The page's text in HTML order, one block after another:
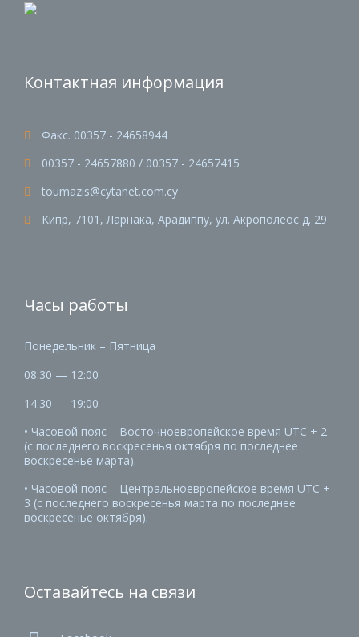
Контактная информация
 Факс. 00357 - 24658944
 00357 - 24657880 / 00357 - 24657415
 toumazis@cytanet.com.cy
 Кипр, 7101, Ларнака, Арадиппу, ул. Акрополеос д. 29
Часы работы
Понедельник – Пятница
08:30 — 12:00
14:30 — 19:00
• Часовой пояс – Восточноевропейское время UTC + 2
(с последнего воскресенья октября по последнее
воскресенье марта).
• Часовой пояс – Центральноевропейское время UTC +
3 (с последнего воскресенья марта по последнее
воскресенье октября).
Оставайтесь на связи